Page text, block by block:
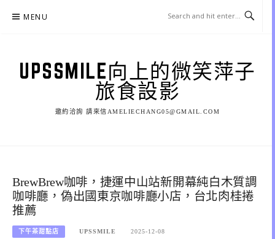
MENU
UPSSMILE向上的微笑萍子
旅食設影
邀約洽詢 請來信AMELIECHANG05@GMAIL.COM
BrewBrew咖啡，捷運中山站新開幕純白木質調
咖啡廳，偽出國東京咖啡廳小店，台北肉桂捲
推薦
下午茶甜點店 UPSSMILE 2025-12-08